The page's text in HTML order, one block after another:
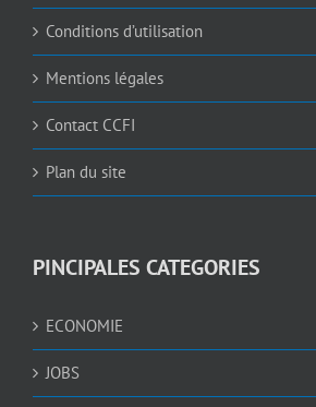
Conditions d’utilisation
Mentions légales
Contact CCFI
Plan du site
PINCIPALES CATEGORIES
ECONOMIE
JOBS